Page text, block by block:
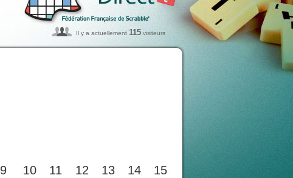
Il y a actuellement 115 visiteurs
9 10 11 12 13 14
15